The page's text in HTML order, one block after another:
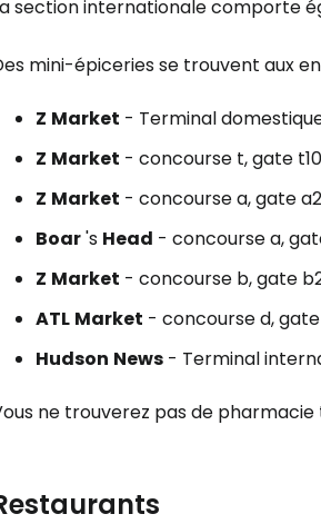
section internationale comporte
mini-épiceries se trouvent aux
Z Market - Terminal
Z Market - concourse t, gate
Z Market - concourse a, gate
Boar's Head - concourse a,
Z Market - concourse b, gate
ATL Market - concourse d,
Hudson News - Terminal
ne trouverez pas deSe